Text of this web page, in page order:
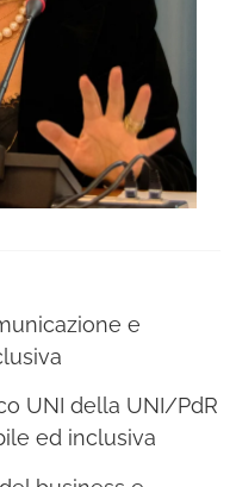
e
UNI della UNI/PdR
ed inclusiva